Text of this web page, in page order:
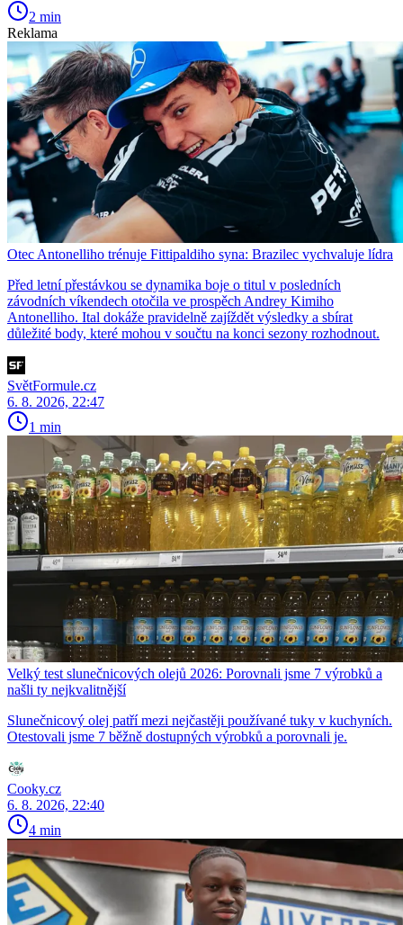
2 min
Reklama
Otec Antonelliho trénuje Fittipaldiho syna: Brazilec vychvaluje lídra
Před letní přestávkou se dynamika boje o titul v posledních
závodních víkendech otočila ve prospěch Andrey Kimiho
Antonelliho. Ital dokáže pravidelně zajíždět výsledky a sbírat
důležité body, které mohou v součtu na konci sezony rozhodnout.
SvětFormule.cz
6. 8. 2026, 22:47
1 min
Velký test slunečnicových olejů 2026: Porovnali jsme 7 výrobků a
našli ty nejkvalitnější
Slunečnicový olej patří mezi nejčastěji používané tuky v kuchyních.
Otestovali jsme 7 běžně dostupných výrobků a porovnali je.
Cooky.cz
6. 8. 2026, 22:40
4 min